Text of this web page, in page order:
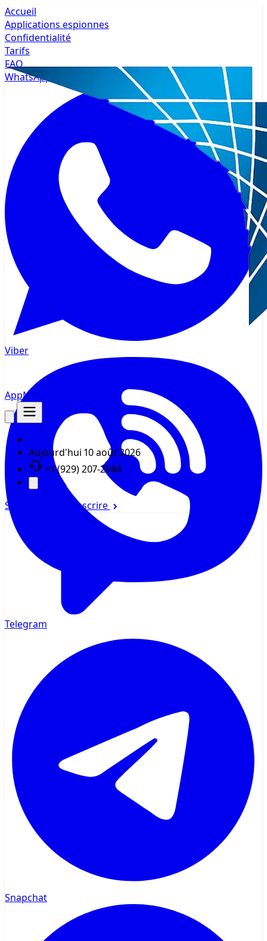
AppMsr
Aujourd'hui 10 août 2026
+1 (929) 207-2584
Se connecter S'inscrire
Accueil
Applications espionnes
Confidentialité
Tarifs
FAQ
WhatsApp
Viber
Telegram
Snapchat